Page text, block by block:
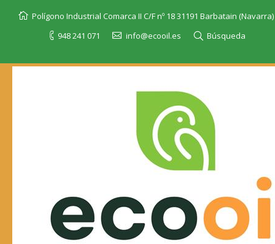
Polígono Industrial Comarca II C/F nº 18 31191 Barbatain (Navarra)
948 241 071
info@ecooil.es Búsqueda